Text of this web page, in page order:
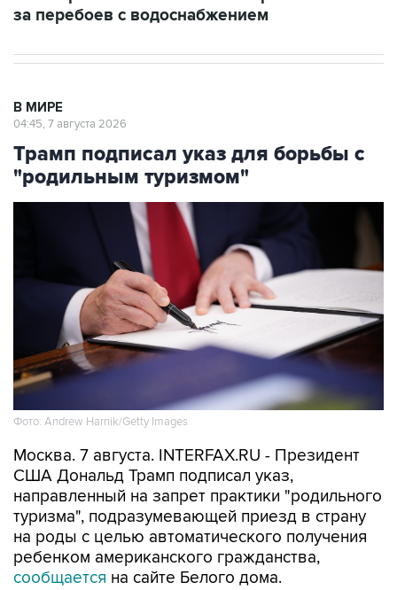
за перебоев с водоснабжением
В МИРЕ
04:45, 7 августа 2026
Трамп подписал указ для борьбы с
"родильным туризмом"
Фото: Andrew Harnik/Getty Images
Москва. 7 августа. INTERFAX.RU - Президент
США Дональд Трамп подписал указ,
направленный на запрет практики "родильного
туризма", подразумевающей приезд в страну
на роды с целью автоматического получения
ребенком американского гражданства,
сообщается на сайте Белого дома.